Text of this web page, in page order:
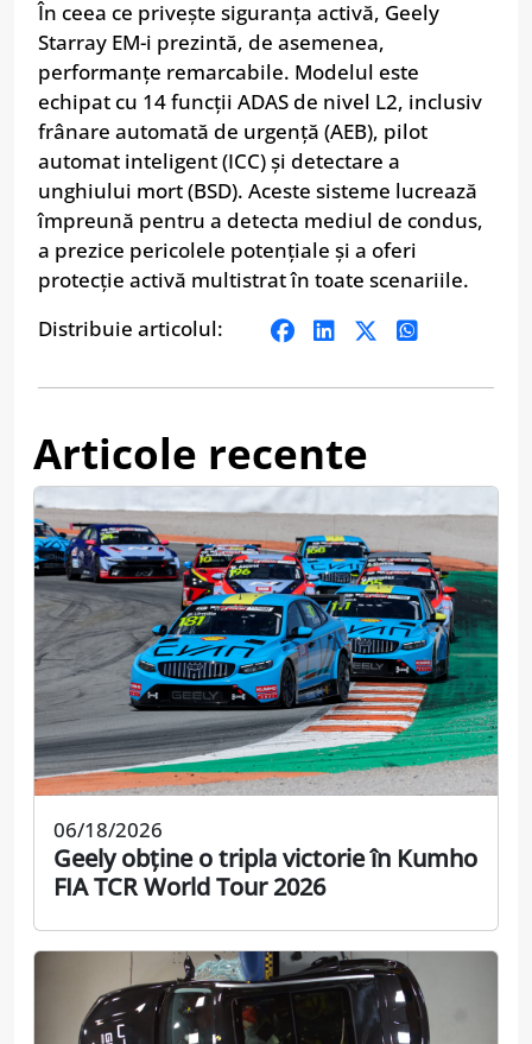
În ceea ce privește siguranța activă, Geely
Starray EM-i prezintă, de asemenea,
performanțe remarcabile. Modelul este
echipat cu 14 funcții ADAS de nivel L2, inclusiv
frânare automată de urgență (AEB), pilot
automat inteligent (ICC) și detectare a
unghiului mort (BSD). Aceste sisteme lucrează
împreună pentru a detecta mediul de condus,
a prezice pericolele potențiale și a oferi
protecție activă multistrat în toate scenariile.
Distribuie articolul:
Articole recente
06/18/2026
Geely obține o tripla victorie în Kumho
FIA TCR World Tour 2026